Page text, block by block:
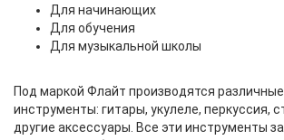
Для начинающих
Для обучения
Для музыкальной школы
Под маркой Флайт производятся
инструменты: гитары, укулеле, перкуссия,
другие аксессуары. Все эти инструменты